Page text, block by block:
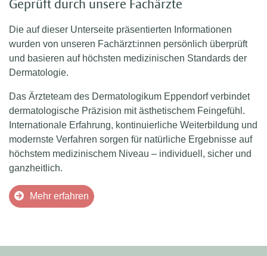
Geprüft durch unsere Fachärzte
Die auf dieser Unterseite präsentierten Informationen
wurden von unseren Fachärzt:innen persönlich überprüft
und basieren auf höchsten medizinischen Standards der
Dermatologie.
Das Ärzteteam des Dermatologikum Eppendorf verbindet
dermatologische Präzision mit ästhetischem Feingefühl.
Internationale Erfahrung, kontinuierliche Weiterbildung und
modernste Verfahren sorgen für natürliche Ergebnisse auf
höchstem medizinischem Niveau – individuell, sicher und
ganzheitlich.
Mehr erfahren